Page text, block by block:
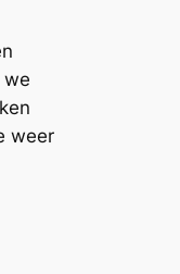
we
weer